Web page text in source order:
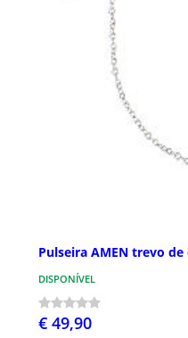
Pulseira AMEN trevo
DISPONÍVEL
€ 49,90